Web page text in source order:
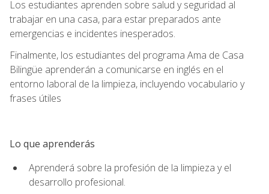
Los estudiantes aprenden sobre salud y seguridad al
trabajar en una casa, para estar preparados ante
emergencias e incidentes inesperados.
Finalmente, los estudiantes del programa Ama de Casa
Bilingüe aprenderán a comunicarse en inglés en el
entorno laboral de la limpieza, incluyendo vocabulario y
frases útiles
Lo que aprenderás
Aprenderá sobre la profesión de la limpieza y el
desarrollo profesional.